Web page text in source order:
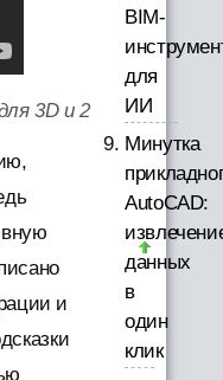
3D и 2
и
BIM-
для
ИИ
Минутка
AutoCAD:
данных
в
один
клик